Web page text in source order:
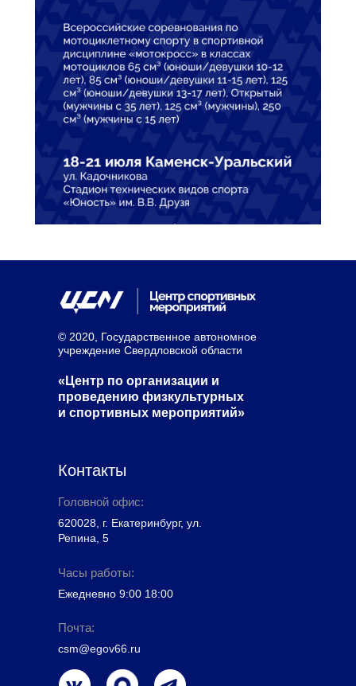
© 2020, Государственное автономное
учреждение Свердловской области
Контакты
«Центр по организации и
проведению физкультурных
и спортивных мероприятий»
Почта:
csm@egov66.ru
Ежедневно 9:00 18:00
Часы работы:
Головной офис:
620028, г. Екатеринбург, ул.
Репина, 5